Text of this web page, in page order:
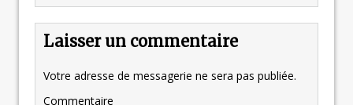
Laisser un commentaire
Votre adresse de messagerie ne sera pas publiée.
Commentaire